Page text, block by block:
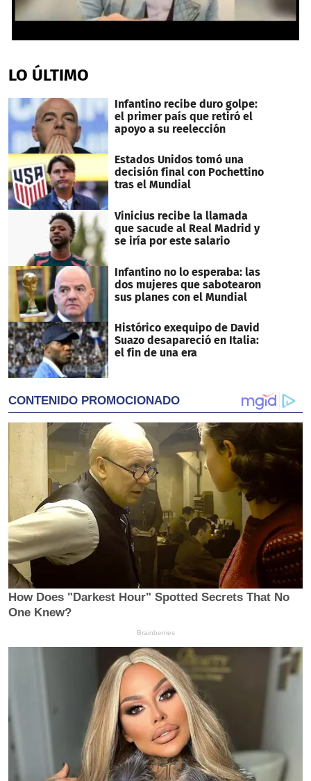
of
34
LO ÚLTIMO
Infantino recibe duro golpe:
el primer país que retiró el
apoyo a su reelección
Estados Unidos tomó una
decisión final con Pochettino
tras el Mundial
Vinicius recibe la llamada
que sacude al Real Madrid y
se iría por este salario
Infantino no lo esperaba: las
dos mujeres que sabotearon
sus planes con el Mundial
Histórico exequipo de David
Suazo desapareció en Italia:
el fin de una era